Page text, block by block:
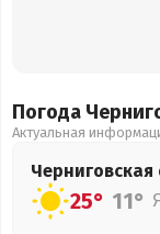
Погода
Актуальная
Черниговская
25° 11°